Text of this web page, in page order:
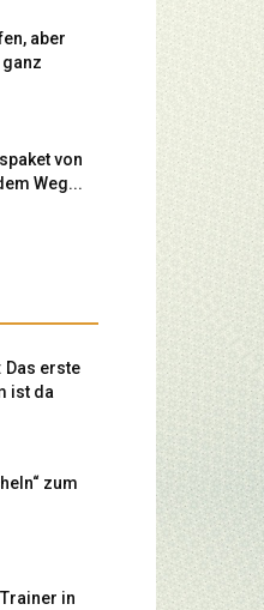
aber
von
Weg...
Das erste
ist da
zum
in